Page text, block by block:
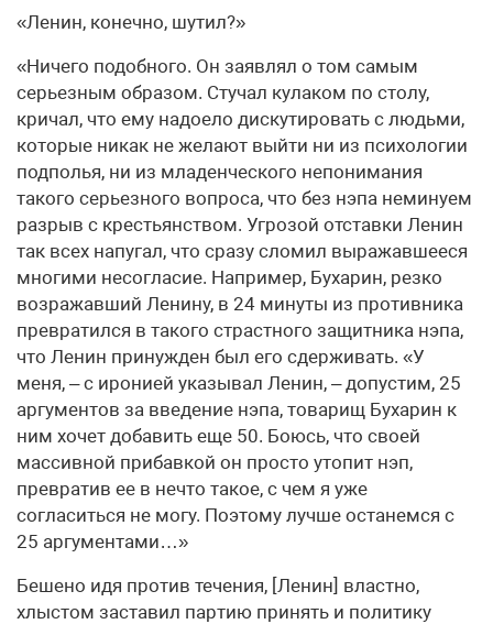
«Ленин, конечно, шутил?»
«Ничего подобного. Он заявлял о том самым
серьезным образом. Стучал кулаком по столу,
кричал, что ему надоело дискутировать с людьми,
которые никак не желают выйти ни из психологии
подполья, ни из младенческого непонимания
такого серьезного вопроса, что без нэпа неминуем
разрыв с крестьянством. Угрозой отставки Ленин
так всех напугал, что сразу сломил выражавшееся
многими несогласие. Например, Бухарин, резко
возражавший Ленину, в 24 минуты из противника
превратился в такого страстного защитника нэпа,
что Ленин принужден был его сдерживать. «У
меня, – с иронией указывал Ленин, – допустим, 25
аргументов за введение нэпа, товарищ Бухарин к
ним хочет добавить еще 50. Боюсь, что своей
массивной прибавкой он просто утопит нэп,
превратив ее в нечто такое, с чем я уже
согласиться не могу. Поэтому лучше останемся с
25 аргументами…»
Бешено идя против течения, [Ленин] властно,
хлыстом заставил партию принять и политику